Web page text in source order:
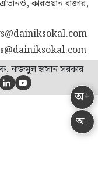
অ-
অ+
কারওয়ান বাজার,
নাজমুল হাসান সরকার
 